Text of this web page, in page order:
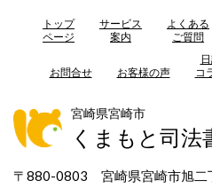
トップ
ページ
サービス
案内
よくある
ご質問
お問合せ お客様の声
コ
宮崎県宮崎市
くまもと司法
〒880-0803 宮崎県宮崎市旭二